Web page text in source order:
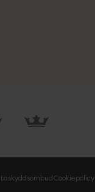
Cookiepolicy